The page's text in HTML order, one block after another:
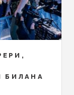
БИЛАНА